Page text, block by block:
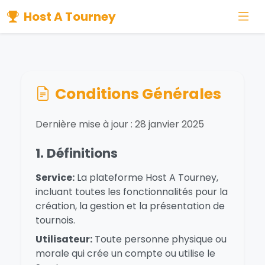
Host A Tourney
Conditions Générales
Dernière mise à jour : 28 janvier 2025
1. Définitions
Service: La plateforme Host A Tourney,
incluant toutes les fonctionnalités pour la
création, la gestion et la présentation de
tournois.
Utilisateur: Toute personne physique ou
morale qui crée un compte ou utilise le